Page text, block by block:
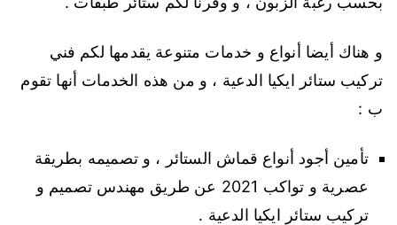
و هناك أيضا أنواع و خدمات متنوعة يقدمها لكم فني
تركيب ستائر ايكيا الدعية ، و من هذه الخدمات أنها تقوم
ب :
تأمين أجود أنواع قماش الستائر ، و تصميمه بطريقة
عصرية و تواكب 2021 عن طريق مهندس تصميم و
تركيب ستائر ايكيا الدعية .